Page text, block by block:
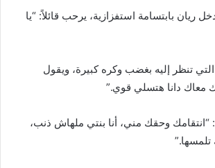
ريان بابتسامة استفزازية، يرحب قائلاً: “يا
تنظر إليه بغضب وكره كبيرة، ويقول
معاك دانا هتسلي قوي.”
وحقك مني، أنا بنتي ملهاش ذنب،